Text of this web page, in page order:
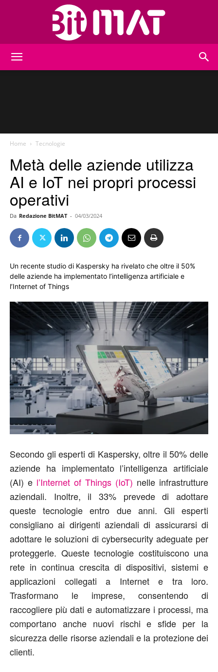
Home Tecnologie
Metà delle aziende utilizza
AI e IoT nei propri processi
operativi
Da Redazione BitMAT - 04/03/2024
Un recente studio di Kaspersky ha rivelato che oltre il 50%
delle aziende ha implementato l’intelligenza artificiale e
l’Internet of Things
Secondo gli esperti di Kaspersky, oltre il 50% delle
aziende ha implementato l’intelligenza artificiale
(AI) e l’Internet of Things (IoT) nelle infrastrutture
aziendali. Inoltre, il 33% prevede di adottare
queste tecnologie entro due anni. Gli esperti
consigliano ai dirigenti aziendali di assicurarsi di
adottare le soluzioni di cybersecurity adeguate per
proteggerle. Queste tecnologie costituiscono una
rete in continua crescita di dispositivi, sistemi e
applicazioni collegati a Internet e tra loro.
Trasformano le imprese, consentendo di
raccogliere più dati e automatizzare i processi, ma
comportano anche nuovi rischi e sfide per la
sicurezza delle risorse aziendali e la protezione dei
clienti.